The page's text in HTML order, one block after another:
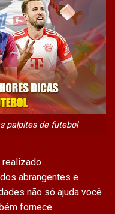
palpites de futebol
realizado
abrangentes e
não só ajuda você
fornece